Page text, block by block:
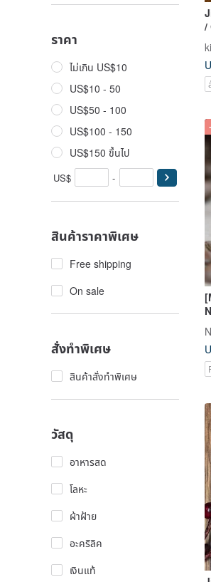
ราคา
ไม่เกิน US$10
US$10 - 50
US$50 - 100
US$100 - 150
US$150 ขึ้นไป
US$ -
สินค้าราคาพิเศษ
Free shipping
On sale
สั่งทำพิเศษ
สินค้าสั่งทำพิเศษ
วัสดุ
อาหารสด
โลหะ
ผ้าฝ้าย
อะคริลิค
เงินแท้
/
-